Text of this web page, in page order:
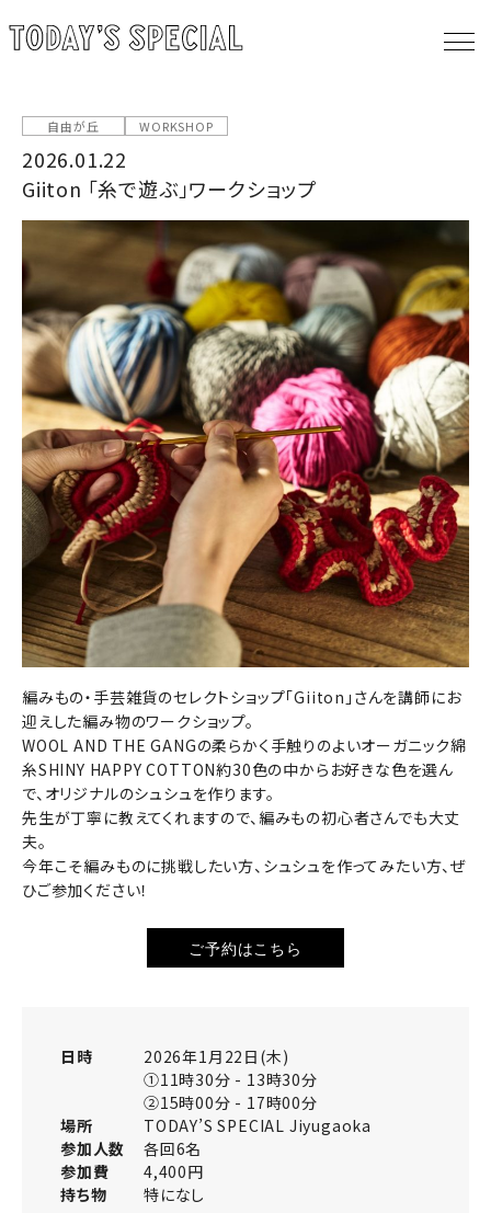
自由が丘 WORKSHOP
2026.01.22
Giiton 「糸で遊ぶ」ワークショップ
編みもの・手芸雑貨のセレクトショップ「Giiton」さんを講師にお
迎えした編み物のワークショップ。
WOOL AND THE GANGの柔らかく手触りのよいオーガニック綿
糸SHINY HAPPY COTTON約30色の中からお好きな色を選ん
で、オリジナルのシュシュを作ります。
先生が丁寧に教えてくれますので、編みもの初心者さんでも大丈
夫。
今年こそ編みものに挑戦したい方、シュシュを作ってみたい方、ぜ
ひご参加ください！
ご予約はこちら
日時
2026年1月22日(木)
①11時30分 - 13時30分
②15時00分 - 17時00分
場所
TODAY’S SPECIAL Jiyugaoka
参加人数
各回6名
参加費
4,400円
持ち物
特になし